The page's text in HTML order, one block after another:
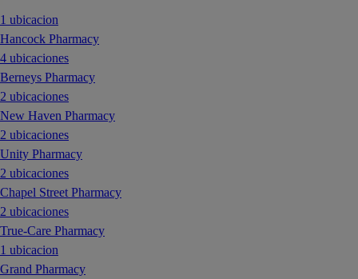
1 ubicacion
Hancock Pharmacy
4 ubicaciones
Berneys Pharmacy
2 ubicaciones
New Haven Pharmacy
2 ubicaciones
Unity Pharmacy
2 ubicaciones
Chapel Street Pharmacy
2 ubicaciones
True-Care Pharmacy
1 ubicacion
Grand Pharmacy